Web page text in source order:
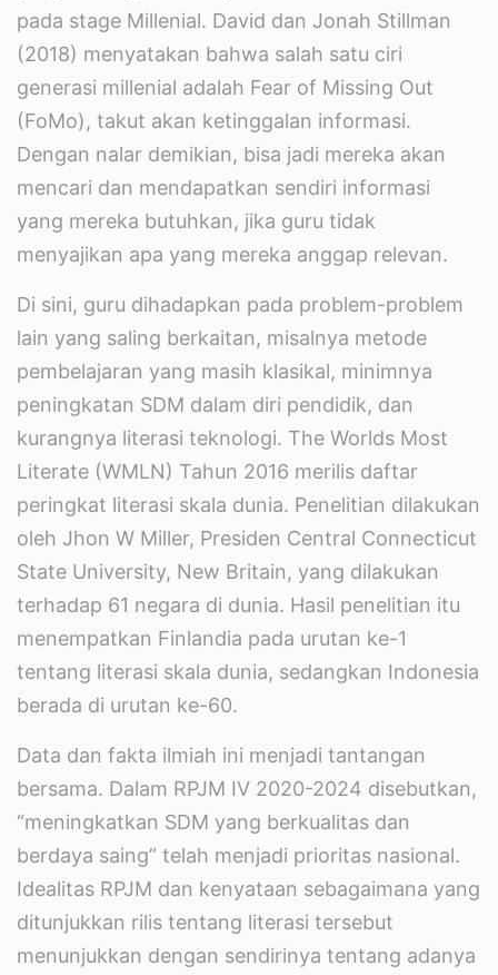
pada stage Millenial. David dan Jonah Stillman
(2018) menyatakan bahwa salah satu ciri
generasi millenial adalah Fear of Missing Out
(FoMo), takut akan ketinggalan informasi.
Dengan nalar demikian, bisa jadi mereka akan
mencari dan mendapatkan sendiri informasi
yang mereka butuhkan, jika guru tidak
menyajikan apa yang mereka anggap relevan.
Di sini, guru dihadapkan pada problem-problem
lain yang saling berkaitan, misalnya metode
pembelajaran yang masih klasikal, minimnya
peningkatan SDM dalam diri pendidik, dan
kurangnya literasi teknologi. The Worlds Most
Literate (WMLN) Tahun 2016 merilis daftar
peringkat literasi skala dunia. Penelitian dilakukan
oleh Jhon W Miller, Presiden Central Connecticut
State University, New Britain, yang dilakukan
terhadap 61 negara di dunia. Hasil penelitian itu
menempatkan Finlandia pada urutan ke-1
tentang literasi skala dunia, sedangkan Indonesia
berada di urutan ke-60.
Data dan fakta ilmiah ini menjadi tantangan
bersama. Dalam RPJM IV 2020-2024 disebutkan,
“meningkatkan SDM yang berkualitas dan
berdaya saing” telah menjadi prioritas nasional.
Idealitas RPJM dan kenyataan sebagaimana yang
ditunjukkan rilis tentang literasi tersebut
menunjukkan dengan sendirinya tentang adanya